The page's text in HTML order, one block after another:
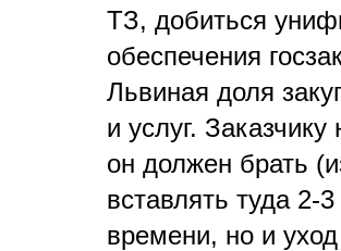
ТЗ, добиться
обеспечения
Львиная доля
и услуг.
он должен брать
вставлять туда 2-
времени, но и